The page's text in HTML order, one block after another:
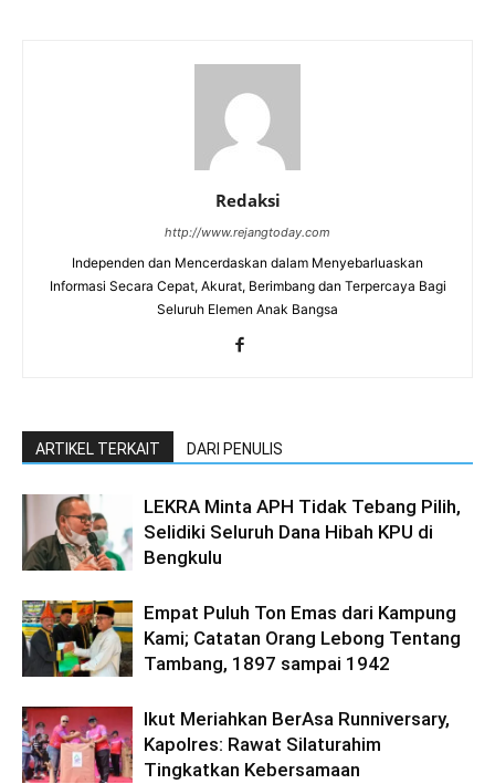
Redaksi
http://www.rejangtoday.com
Independen dan Mencerdaskan dalam Menyebarluaskan
Informasi Secara Cepat, Akurat, Berimbang dan Terpercaya Bagi
Seluruh Elemen Anak Bangsa
ARTIKEL TERKAIT DARI PENULIS
LEKRA Minta APH Tidak Tebang Pilih,
Selidiki Seluruh Dana Hibah KPU di
Bengkulu
Empat Puluh Ton Emas dari Kampung
Kami; Catatan Orang Lebong Tentang
Tambang, 1897 sampai 1942
Ikut Meriahkan BerAsa Runniversary,
Kapolres: Rawat Silaturahim
Tingkatkan Kebersamaan